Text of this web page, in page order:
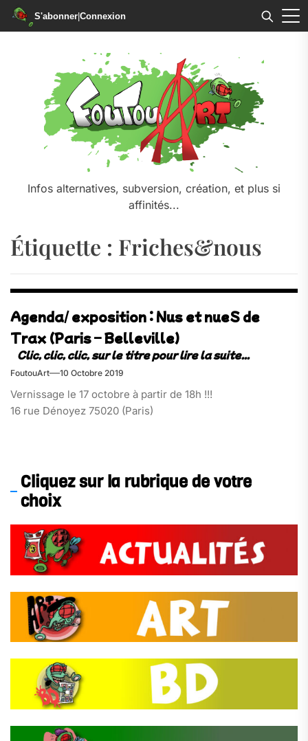
S'abonner|Connexion
Infos alternatives, subversion, création, et plus si
affinités...
Étiquette : Friches&nous
Agenda/ exposition : Nus et nueS de
Trax (Paris – Belleville)
FoutouArt 10 Octobre 2019
Vernissage le 17 octobre à partir de 18h !!!
16 rue Dénoyez 75020 (Paris)
Cliquez sur la rubrique de votre
choix